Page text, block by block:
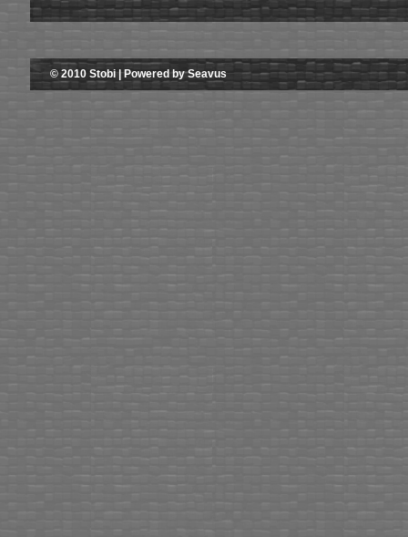
© 2010 Stobi | Powered by Seavus